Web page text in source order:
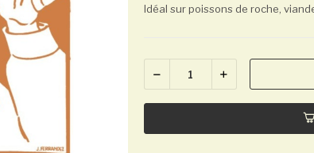
Idéal sur poissons de roche,